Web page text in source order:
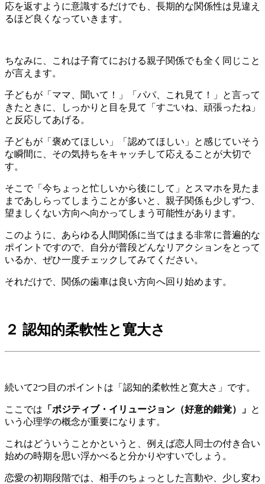
応を返すように意識するだけでも、長期的な関係性は見違え
るほど良くなっていきます。
ちなみに、これは子育てにおける親子関係でも全く同じこと
が言えます。
子どもが「ママ、聞いて！」「パパ、これ見て！」と言って
きたときに、しっかりと目を見て「すごいね、頑張ったね」
と反応してあげる。
子どもが「褒めてほしい」「認めてほしい」と感じていそう
な瞬間に、その気持ちをキャッチして応えることが大切で
す。
そこで「今ちょっと忙しいから後にして」とスマホを見たま
まであしらってしまうことが多いと、親子関係も少しずつ、
望ましくない方向へ向かってしまう可能性があります。
このように、あらゆる人間関係に当てはまる非常に普遍的な
ポイントですので、自分が普段どんなリアクションをとって
いるか、ぜひ一度チェックしてみてください。
それだけで、関係の歯車は良い方向へ回り始めます。
２ 認知的柔軟性と寛大さ
続いて2つ目のポイントは「認知的柔軟性と寛大さ」です。
ここでは 「ポジティブ・イリュージョン（好意的錯覚）」 と
いう心理学の概念が重要になります。
これはどういうことかというと、例えば恋人同士の付き合い
始めの時期を思い浮かべると分かりやすいでしょう。
恋愛の初期段階では、相手のちょっとした言動や、少し変わ